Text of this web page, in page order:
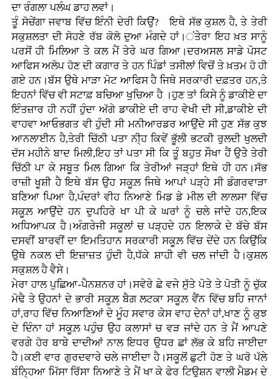
ਦਾ ਰੰਗਲਾ ਪਲੰਘ ਡਾਹ ਲਵਾਂ।
ਤੂੰ ਸੋਚੇਂਗਾ ਜਵਾਬ ਵਿੱਚ ਇੰਨੀ ਦੇਰੀ ਕਿਉਂ? ਇਥੇ ਸੱਭ ਕੁਸ਼ਲ ਹੈ, ਤੇ ਤੇਰੀ
ਸਕੁਸ਼ਲਤਾ ਦੀ ਸੋਹਣੇ ਰੱਬ ਕੋਲੋ ਦੁਆ ਮੰਗਦੇ ਹਾਂ।ਂਤੇਰਾ ਇਹ ਖ਼ਤ ਸਾਨੂੰ
ਪਰਸੋਂ ਹੀ ਮਿਲਿਆ ਤੇ ਕਲ ਮੈਂ ਤੇਰੇ ਘਰ ਗਿਆ।ਦਰਅਸਲ ਸਾਡੇ ਪੋਸਟ
ਆਫਿਸ ਅਲੋਪ ਹੋਣ ਦੀ ਕਗਾਰ ਤੇ ਹਨ ਪਿੰਡਾਂ ਤਸੀਲਾਂ ਵਿਚੋਂ ਤੇ ਖ਼ਤਮ ਹੋ ਹੀ
ਗਏ ਹਨ।ਬੱਸ ਉਥੇ ਮਾੜਾ ਮੋਟ ਆਫਿਸ ਹੈ ਜਿਥੇ ਸਰਕਾਰੀ ਦਫ਼ਤਰ ਹਨ,ਤੇ
ਇਹਨਾਂ ਵਿੱਚ ਵੀ ਸਟਾਫ਼ ਬਚਿਆ ਖੁਚਿਆ ਹੈ ।ਹੁਣ ਤਾਂ ਕਿਸੇ ਨੂੰ ਡਾਕੀਏ ਦਾ
ਇੰਤਜ਼ਾਰ ਹੀ ਨਹੀਂ ਹੁੰਦਾ ਅੱਗੇ ਡਾਕੀਏ ਦੀ ਰਾਹ ਵੇਖੀ ਦੀ ਸੀ,ਡਾਕੀਏ ਦੀ
ਵਾਹਵਾ ਆਓਭਗਤ ਵੀ ਹੁੰਦੀ ਸੀ ਮਨੀਆਰਡਰ ਆਉਂਦੇ ਸੀ ਹੁਣ ਸੱਭ ਕੁਝ
ਆਨਲਾਈਨ ਹੈ,ਤੇਰੀ ਚਿੱਠੀ ਪਤਾ ਨੀ੍ਹ ਕਿਵੇਂ ਭੂੱਲੀ ਭਟਕੀ ਰੁਲਦੀ ਖੁਲਦੀ
ਦੱਸ ਮਹੀਨੇ ਬਾਦ ਮਿਲੀ,ਇਹ ਤਾਂ ਪਤਾ ਸੀ ਕਿ ਤੂੰ ਬਹੁਤ ਸੌਖਾ ਹੈਂ ਉਤੇੇ ਤੇਰੀ
ਚਿੱਠੀ ਪਾ ਕੇ ਸਬੂਤ ਮਿਲ ਗਿਆ ਕਿ ਤੇਰੀਆਂ ਜੜ੍ਹਾਂ ਇਥੇ ਹੀ ਹਨ।ਸੱਭ
ਰਾਜ਼ੀ ਖੂਸ਼ੀ ਹੈ ਇਥੇ ਬੱਸ ਉਹ ਸਕੂਲ਼ ਜਿਥੇ ਆਪਾਂ ਪੜ੍ਹੇ ਸੀ ਡੰਗਰਵਾੜਾ
ਬਣਿਆ ਪਿਆ ਹੈ,ਪੰਦਰਾਂ ਵੀਹ ਨਿਆਣੇ ਮਿਡ ਡੇ ਮੀਲ ਦੀ ਲਾਲਸਾ ਵਿੱਚ
ਸਕੂਲ਼ ਆਉਂਦੇ ਹਨ ਦੁਪਹਿਰੇ ਖਾ ਪੀ ਕੇ ਘਰਾਂ ਨੂੰ ਚਲੇ ਜਾਂਦੇ ਹਨ,ਇਕ
ਅਧਿਆਪਕ ਹੈ।ਅੰਗਰੇਜੀ ਸਕੂਲਾਂ ਚ ਪੜ੍ਹਦੇ ਹਨ ਇਲਾਕੇ ਦੇ ਬੱਚੇ ਬੱਸ
ਦਸਵੀਂ ਬਾਰਵੀਂ ਦਾ ਇਮਤਿਹਾਨ ਸਰਕਾਰੀ ਸਕੂਲ਼ ਵਿੱਚ ਦੇਂਦੇ ਹਨ ਕਿਉਂਕਿ
ਉਥੇ ਨਕਲ ਦੀ ਇਜ਼ਾਜ਼ਤ ਹੁੰਦੀ ਹੈ,ਧੱਕੇ ਸ਼ਾਹੀ ਵੀ ਚਲ ਜਾਂਦੀ ਹੈ।ਕੁਸ਼ਲ
ਸਕੁਸ਼ਲ ਹੈ ਵੈਸੇ।
ਮੇਰਾ ਹਾਲ ਪੁਛਿਆ-ਪੈਨਸ਼ਨਰ ਹਾਂ।ਸਵੇਰੇ ਛੇ ਵਜੇ ਸੁੱਤੇ ਪੋਤੇ ਤੇ ਪੋਤੀ ਨੂੰ ਚੁੱਕ
ਮੋਢੈ ਤੇ ਉਹਨਾਂ ਦੇ ਭਾਰੀ ਸਕੂਲ਼ ਬੈਗ ਲਟਕਾ ਸਕੂਲ਼ ਵੈਂਨ ਵਿੱਚ ਬਹਿ ਜਾਨਾਂ
ਹਾਂ,ਰਾਹ ਵਿੱਚ ਨਿਆਣਿਆਂ ਦੇ ਮੂੰਹ ਸਵਾਰ ਕੇਸ ਵਾਹ ਦੇਨਾਂ ਹਾਂ,ਖਾਣ ਨੂੰ ਕੁਝ
ਦੇ ਦਿੰਨਾ ਹਾਂ ਸਕੂਲ਼ ਪਹੁੰਚ ਉਹ ਕਲਾਸਾਂ ਚ ਵੜ ਜਾਂਦੇ ਹਨ ਤੇ ਮੈਂ ਆਪਣੇ
ਵਰਗੇ ਹੋਰ ਬਾਬੇ ਦਾਦੀਆਂ ਨਾਲ ਇਧਰ ਉਧਰ ਛਾਂ ਲੱਭ ਕੇ ਬਹਿ ਜਾਈਦਾ
ਹੈ।ਕਈ ਵਾਰ ਗੁਰਦਵਾਰੇ ਚਲੇ ਜਾਈਦਾ ਹੈ।ਸਕੂਲੋਂ ਛੁਟੀ ਹੋਣ ਤੇ ਘਰੋ ਪੱਲੇ
ਬੰਨ੍ਹਿਆ ਮਿੱਸਾ ਰਿੱਸਾ ਨਿਆਣੇ ਤੇ ਮੈਂ ਖਾ ਕੇ ਫੇਰ ਟਿਉਸ਼ਨ ਵਾਲੀ ਮੈਡਮ ਦੇ